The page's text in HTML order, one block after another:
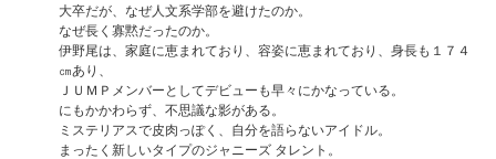
大卒だが、なぜ人文系学部を避けたのか。
なぜ長く寡黙だったのか。
伊野尾は、家庭に恵まれており、容姿に恵まれており、身長も１７４
㎝あり、
ＪＵＭＰメンバーとしてデビューも早々にかなっている。
にもかかわらず、不思議な影がある。
ミステリアスで皮肉っぽく、自分を語らないアイドル。
まったく新しいタイプのジャニーズ タレント。